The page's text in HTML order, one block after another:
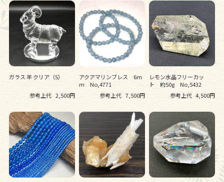
ガラス 羊 クリア（S）
参考上代 2,500円
アクアマリンブレス 6ｍ
ｍ No,4771
参考上代 7,500円
レモン水晶フリーカッ
ト 約50g No,5432
参考上代 4,500円